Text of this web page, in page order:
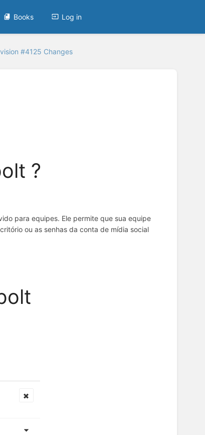
Books Log in
#4125 Changes
?
para equipes. Ele permite que sua equipe
ou as senhas da conta de mídia social